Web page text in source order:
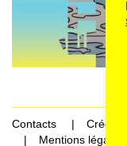
Contacts
Crédits
Mentions